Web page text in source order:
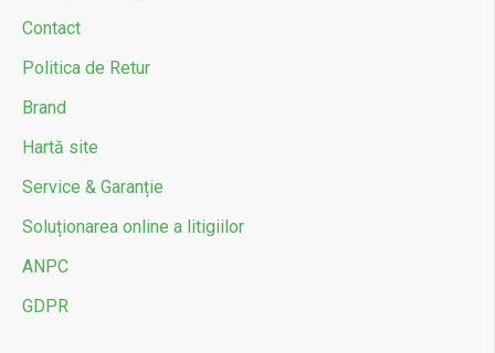
Contact
Politica de Retur
Brand
Hartă site
Service & Garanție
Soluționarea online a litigiilor
ANPC
GDPR